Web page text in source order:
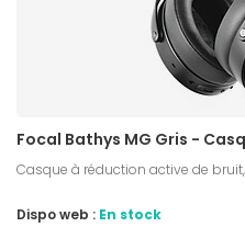
Focal Bathys MG Gris -
Casque à réduction active de
Dispo web : En stock